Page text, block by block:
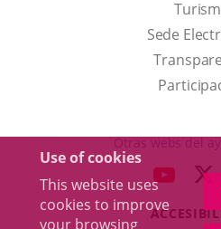
Use of cookies
This website uses
cookies to improve
your browsing
Sede
Otras webs del
LINK